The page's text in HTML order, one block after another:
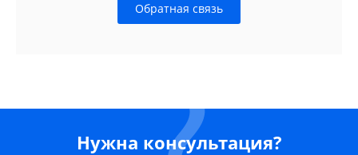
Обратная связь
Нужна консультация?